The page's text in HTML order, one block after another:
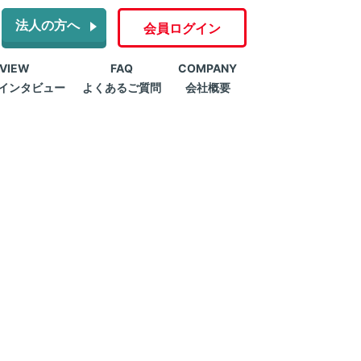
法人の方へ 会員ログイン
ンタビュー
FAQ
よくあるご質問
COMPANY
会社概要